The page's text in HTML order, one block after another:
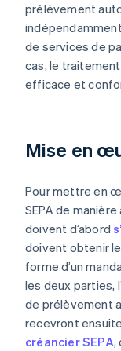
prélèvement
de services de
cas, le
efficace et
Mise en
Pour mettre en
SEPA de
doivent d’abord
doivent obtenir
forme d’un
les deux parties,
de prélèvement
recevront
créancier SEPA,